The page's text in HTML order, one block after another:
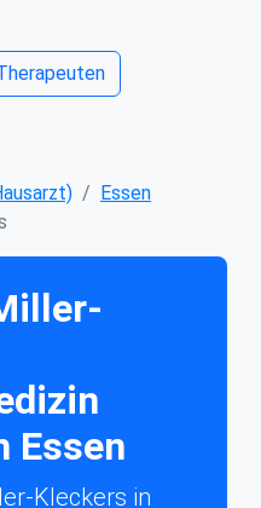
Essen
Essen
Kleckers in